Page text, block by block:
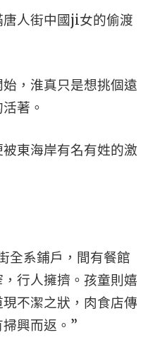
人街中國ji女的偷渡
，淮真只是想挑個遠
著。
東海岸有名有姓的激
全系鋪戶，間有餐館
行人擁擠。孩童則嬉
不潔之狀，肉食店傳
興而返。”